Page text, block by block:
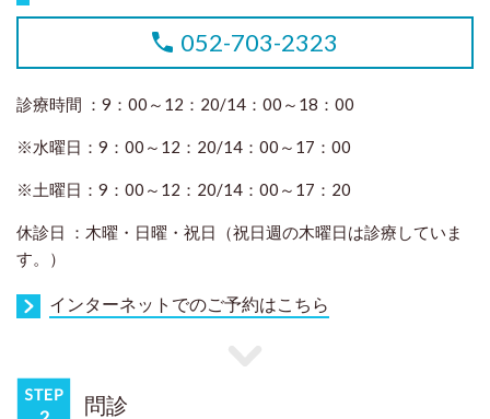
052-703-2323
診療時間 ： 9：00～12：20/14：00～18：00
※水曜日：​ 9：00～12：20/14：00～ 17：00
※土曜日：​ 9：00～12：20/14：00～17：20
休診日 ： 木曜・日曜・祝日（祝日週の木曜日は診療していま
す。）
インターネットでのご予約はこちら
問診